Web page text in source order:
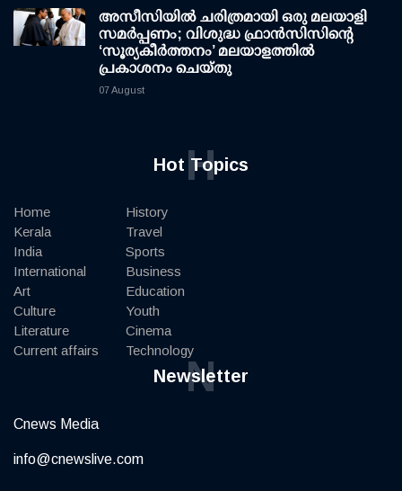
അസീസിയിൽ ചരിത്രമായി ഒരു മലയാളി
സമർപ്പണം; വിശുദ്ധ ഫ്രാൻസിസിന്റെ
‘സൂര്യകീർത്തനം’ മലയാളത്തിൽ
പ്രകാശനം ചെയ്തു
07 August
Hot Topics
H
Home
Kerala
India
International
Art
Culture
Literature
Current affairs
History
Travel
Sports
Business
Education
Youth
Cinema
Technology
Newsletter
N
Cnews Media
info@cnewslive.com